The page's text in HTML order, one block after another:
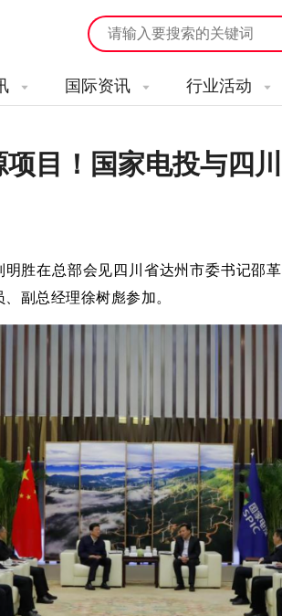
国际资讯 行业活动
目！国家电投与四
胜在总部会见四川省达州市委书记邵
副总经理徐树彪参加。